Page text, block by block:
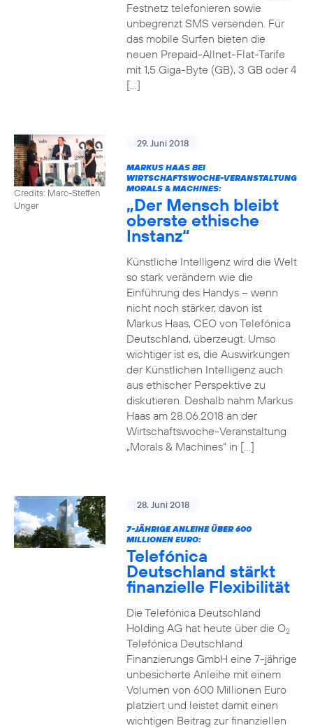
Festnetz telefonieren sowie
unbegrenzt SMS versenden. Für
das mobile Surfen bieten die
neuen Prepaid-Allnet-Flat-Tarife
mit 1,5 Giga-Byte (GB), 3 GB oder 4
[…]
Credits: Marc-Steffen
Unger
29. Juni 2018
MARKUS HAAS BEI
WIRTSCHAFTSWOCHE-VERANSTALTUNG
MORALS & MACHINES:
„Der Mensch bleibt
oberste ethische
Instanz“
Künstliche Intelligenz wird die Welt
so stark verändern wie die
Einführung des Handys – wenn
nicht noch stärker, davon ist
Markus Haas, CEO von Telefónica
Deutschland, überzeugt. Umso
wichtiger ist es, die Auswirkungen
der Künstlichen Intelligenz auch
aus ethischer Perspektive zu
diskutieren. Deshalb nahm Markus
Haas am 28.06.2018 an der
Wirtschaftswoche-Veranstaltung
„Morals & Machines“ in […]
28. Juni 2018
7-JÄHRIGE ANLEIHE ÜBER 600
MILLIONEN EURO:
Telefónica
Deutschland stärkt
finanzielle Flexibilität
Die Telefónica Deutschland
Holding AG hat heute über die O2
Telefónica Deutschland
Finanzierungs GmbH eine 7-jährige
unbesicherte Anleihe mit einem
Volumen von 600 Millionen Euro
platziert und leistet damit einen
wichtigen Beitrag zur finanziellen